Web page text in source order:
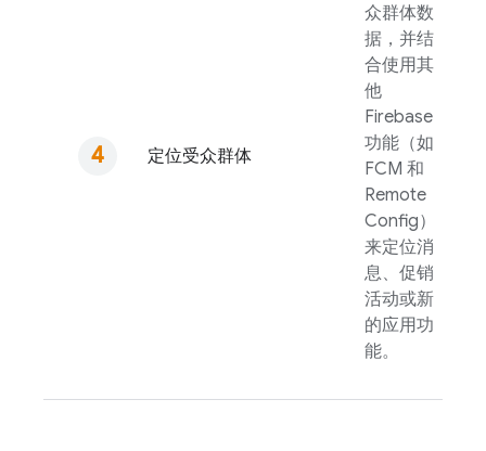
定位受众群体
众群体数
据，并结
合使用其
他
Firebase
功能（如
FCM 和
Remote
Config）
来定位消
息、促销
活动或新
的应用功
能。